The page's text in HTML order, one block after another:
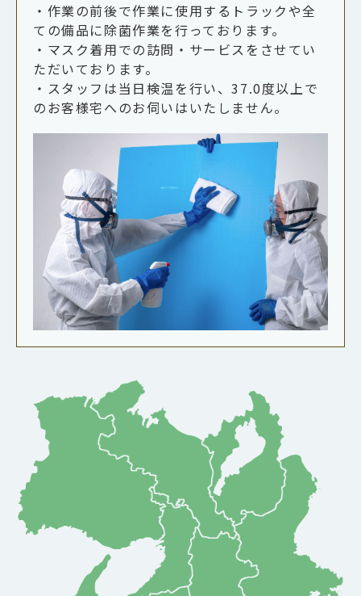
・作業の前後で作業に使用するトラックや全
ての備品に除菌作業を行っております。
・マスク着用での訪問・サービスをさせてい
ただいております。
・スタッフは当日検温を行い、37.0度以上で
のお客様宅へのお伺いはいたしません。